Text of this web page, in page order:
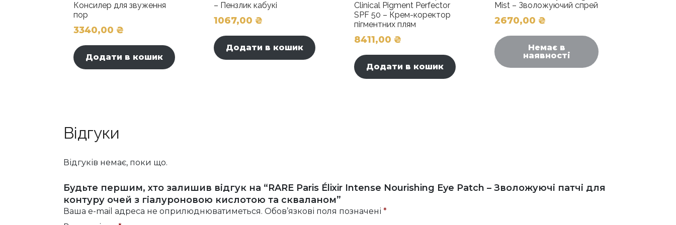
Консилер для звуження
пор
3340,00 ₴
Додати в кошик
– Пензлик кабукі
1067,00 ₴
Додати в кошик
Clinical Pigment Perfector
SPF 50 – Крем-коректор
пігментних плям
8411,00 ₴
Додати в кошик
Mist – Зволожуючий спрей
2670,00 ₴
Немає в
наявності
Відгуки
Відгуків немає, поки що.
Будьте першим, хто залишив відгук на “RARE Paris Élixir Intense Nourishing Eye Patch – Зволожуючі патчі для
контуру очей з гіалуроновою кислотою та скваланом”
Ваша e-mail адреса не оприлюднюватиметься. Обов’язкові поля позначені *